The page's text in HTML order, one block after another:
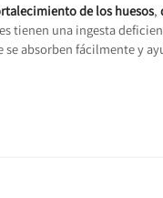
de los huesos,
tienen una ingesta
se absorben fácilmente y